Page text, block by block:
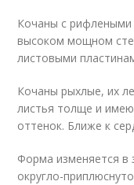
Кочаны с рифлеными
высоком мощном
листовыми
Кочаны рыхлые, их
листья толще и
оттенок. Ближе к
Форма изменяется в
округло-